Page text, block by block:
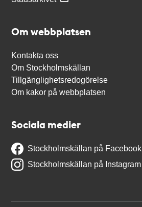
Om webbplatsen
Kontakta oss
Om Stockholmskällan
Tillgänglighetsredogörelse
Om kakor på webbplatsen
Sociala medier
Stockholmskällan på Facebook
Stockholmskällan på Instagram